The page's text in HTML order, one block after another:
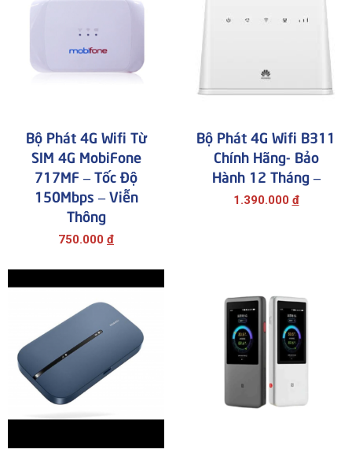
Bộ Phát 4G Wifi Từ
SIM 4G MobiFone
717MF – Tốc Độ
150Mbps – Viễn
Thông
750.000 đ
Bộ Phát 4G Wifi B311
Chính Hãng- Bảo
Hành 12 Tháng –
1.390.000 đ